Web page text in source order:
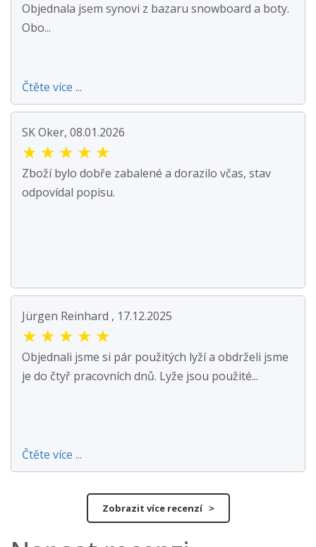
Objednala jsem synovi z bazaru snowboard a boty.
Obo...
Čtěte více ...
SK Oker, 08.01.2026
★ ★ ★ ★ ★
Zboží bylo dobře zabalené a dorazilo včas, stav
odpovídal popisu.
Jürgen Reinhard , 17.12.2025
★ ★ ★ ★ ★
Objednali jsme si pár použitých lyží a obdrželi jsme
je do čtyř pracovních dnů. Lyže jsou použité...
Čtěte více ...
Zobrazit více recenzí >